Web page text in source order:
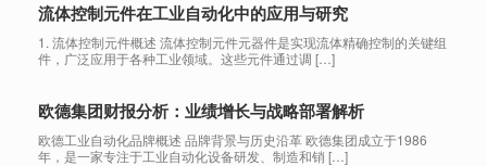
流体控制元件在工业自动化中的应用与研究
1. 流体控制元件概述 流体控制元件元器件是实现流体精确控制的关键组
件，广泛应用于各种工业领域。这些元件通过调 […]
欧德集团财报分析：业绩增长与战略部署解析
欧德工业自动化品牌概述 品牌背景与历史沿革 欧德集团成立于1986
年，是一家专注于工业自动化设备研发、制造和销 […]